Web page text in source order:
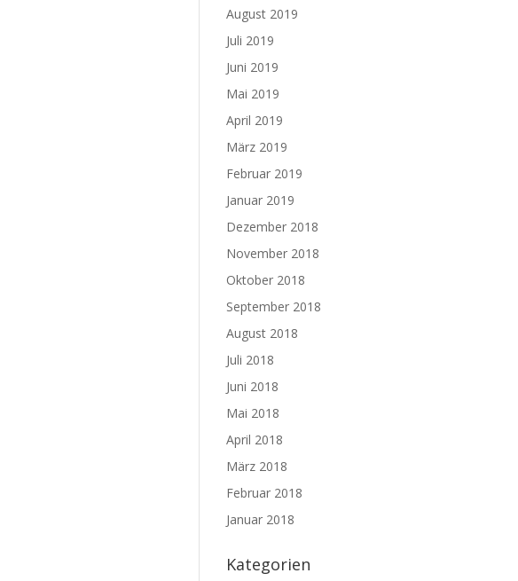
August 2019
Juli 2019
Juni 2019
Mai 2019
April 2019
März 2019
Februar 2019
Januar 2019
Dezember 2018
November 2018
Oktober 2018
September 2018
August 2018
Juli 2018
Juni 2018
Mai 2018
April 2018
März 2018
Februar 2018
Januar 2018
Kategorien